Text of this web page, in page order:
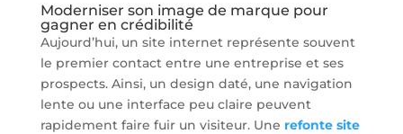
Moderniser son image de marque pour
gagner en crédibilité
Aujourd’hui, un site internet représente souvent
le premier contact entre une entreprise et ses
prospects. Ainsi, un design daté, une navigation
lente ou une interface peu claire peuvent
rapidement faire fuir un visiteur. Une refonte site